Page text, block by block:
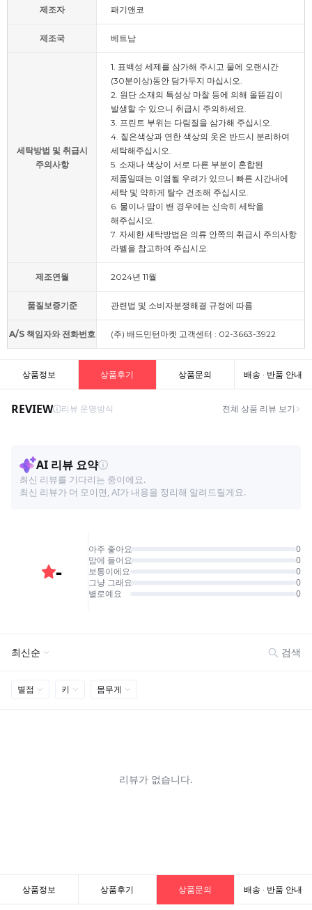
제조자 패기앤코
제조국 베트남
세탁방법 및 취급시
주의사항
1. 표백성 세제를 삼가해 주시고 물에 오랜시간
(30분이상)동안 담가두지 마십시오.
2. 원단 소재의 특성상 마찰 등에 의해 올뜯김이
발생할 수 있으니 취급시 주의하세요.
3. 프린트 부위는 다림질을 삼가해 주십시오.
4. 짙은색상과 연한 색상의 옷은 반드시 분리하여
세탁해주십시오.
5. 소재나 색상이 서로 다른 부분이 혼합된
제품일때는 이염될 우려가 있으니 빠른 시간내에
세탁 및 약하게 탈수 건조해 주십시오.
6. 물이나 땀이 밴 경우에는 신속히 세탁을
해주십시오.
7. 자세한 세탁방법은 의류 안쪽의 취급시 주의사항
라벨을 참고하여 주십시오.
제조연월 2024년 11월
품질보증기준 관련법 및 소비자분쟁해결 규정에 따름
A/S 책임자와 전화번호 (주) 배드민턴마켓 고객센터 : 02-3663-3922
상품정보 상품후기 상품문의 배송 · 반품 안내
상품정보 상품후기 상품문의 배송 · 반품 안내